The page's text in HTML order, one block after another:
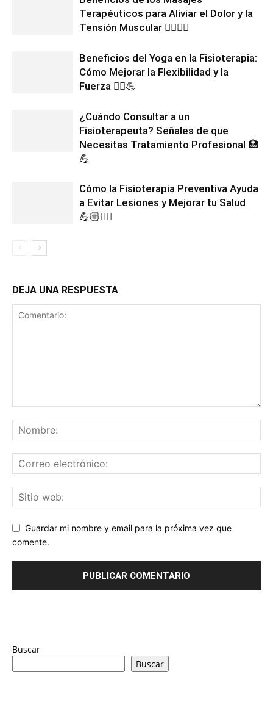
Terapéuticos para Aliviar el Dolor y la
Tensión Muscular 💆‍♂️💆‍♀️
Beneficios del Yoga en la Fisioterapia:
Cómo Mejorar la Flexibilidad y la
Fuerza 🧘‍♀️💪
¿Cuándo Consultar a un
Fisioterapeuta? Señales de que
Necesitas Tratamiento Profesional 🏥
💪
Cómo la Fisioterapia Preventiva Ayuda
a Evitar Lesiones y Mejorar tu Salud
💪🏼🏃‍♀️
DEJA UNA RESPUESTA
Guardar mi nombre y email para la próxima vez que
comente.
Buscar
Buscar